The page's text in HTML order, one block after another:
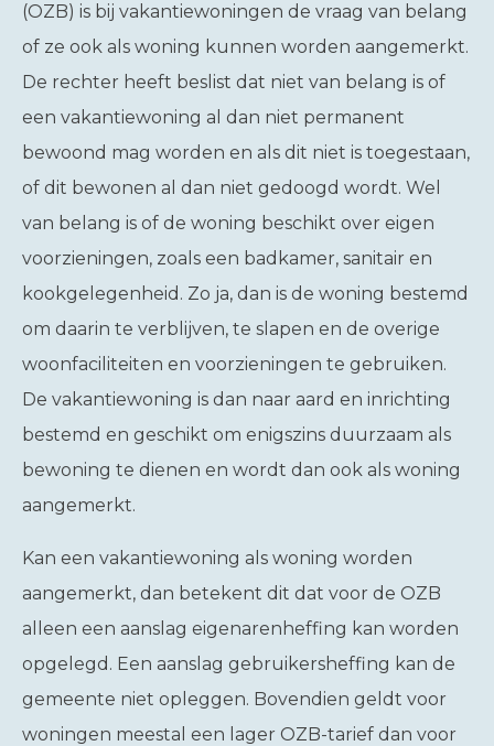
(OZB) is bij vakantiewoningen de vraag van belang
of ze ook als woning kunnen worden aangemerkt.
De rechter heeft beslist dat niet van belang is of
een vakantiewoning al dan niet permanent
bewoond mag worden en als dit niet is toegestaan,
of dit bewonen al dan niet gedoogd wordt. Wel
van belang is of de woning beschikt over eigen
voorzieningen, zoals een badkamer, sanitair en
kookgelegenheid. Zo ja, dan is de woning bestemd
om daarin te verblijven, te slapen en de overige
woonfaciliteiten en voorzieningen te gebruiken.
De vakantiewoning is dan naar aard en inrichting
bestemd en geschikt om enigszins duurzaam als
bewoning te dienen en wordt dan ook als woning
aangemerkt.
Kan een vakantiewoning als woning worden
aangemerkt, dan betekent dit dat voor de OZB
alleen een aanslag eigenarenheffing kan worden
opgelegd. Een aanslag gebruikersheffing kan de
gemeente niet opleggen. Bovendien geldt voor
woningen meestal een lager OZB-tarief dan voor